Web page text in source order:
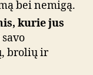
bei nemigą.
kurie jus
brolių ir